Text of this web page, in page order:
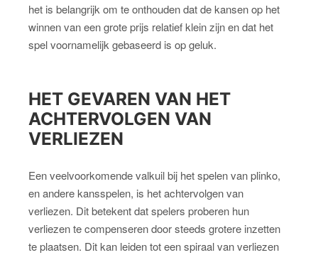
het is belangrijk om te onthouden dat de kansen op het
winnen van een grote prijs relatief klein zijn en dat het
spel voornamelijk gebaseerd is op geluk.
HET GEVAREN VAN HET
ACHTERVOLGEN VAN
VERLIEZEN
Een veelvoorkomende valkuil bij het spelen van plinko,
en andere kansspelen, is het achtervolgen van
verliezen. Dit betekent dat spelers proberen hun
verliezen te compenseren door steeds grotere inzetten
te plaatsen. Dit kan leiden tot een spiraal van verliezen